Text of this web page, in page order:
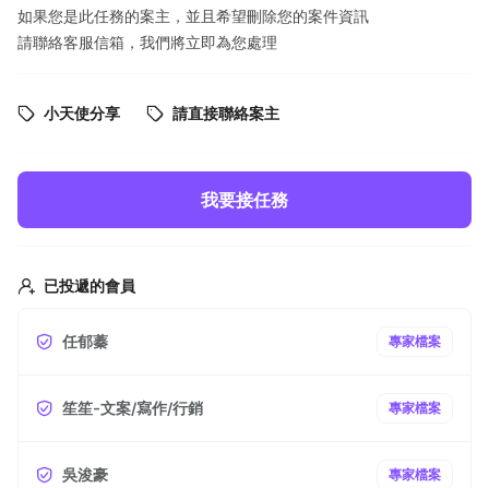
如果您是此任務的案主，並且希望刪除您的案件資訊
請聯絡客服信箱，我們將立即為您處理
小天使分享 請直接聯絡案主
我要接任務
已投遞的會員
任郁蓁 專家檔案
笙笙-文案/寫作/行銷 專家檔案
吳浚豪 專家檔案